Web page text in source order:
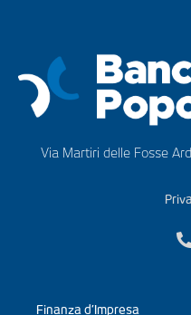
Via Martiri delle Fosse
Finanza d’Impresa